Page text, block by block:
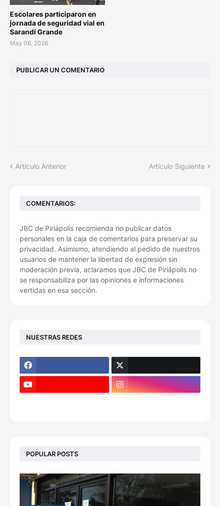
Escolares participaron en
jornada de seguridad vial en
Sarandí Grande
May 06, 2026
PUBLICAR UN COMENTARIO
Artículo Anterior Artículo Siguiente
COMENTARIOS:
JBC de Piriápolis recomienda no publicar datos
personales en la caja de comentarios para preservar su
privacidad. Asimismo, atendiendo al pedido de nuestros
usuarios de mantener la libertad de expresión sin
moderación previa, aclaramos que JBC de Piriápolis no
se responsabiliza por las opiniones e informaciones
vertidas en esa sección.
NUESTRAS REDES
POPULAR POSTS